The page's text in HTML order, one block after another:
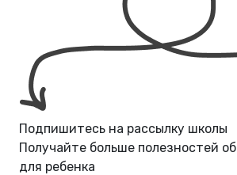
Подпишитесь на рассылку школы
Получайте больше полезностей об
для ребенка